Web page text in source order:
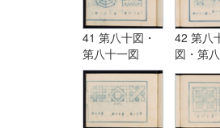
41 第八十図・
第八十一図
42 第八
図・第
図・第